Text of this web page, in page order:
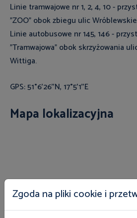
Linie tramwajowe nr 1, 2, 4, 10 -
"ZOO" obok zbiegu ulic
Linie autobusowe nr 145, 146 -
"Tramwajowa" obok skrzyżowania
Wittiga.
GPS: 51°6'26''N, 17°5'1''E
Mapa lokalizacyjna
Zgoda na pliki cookie i